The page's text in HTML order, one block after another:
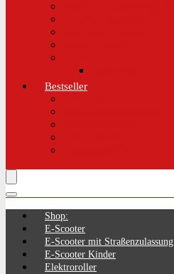
Bestseller
Shop:
E-Scooter
E-Scooter mit Straßenzulassung
E-Scooter Kinder
Elektroroller